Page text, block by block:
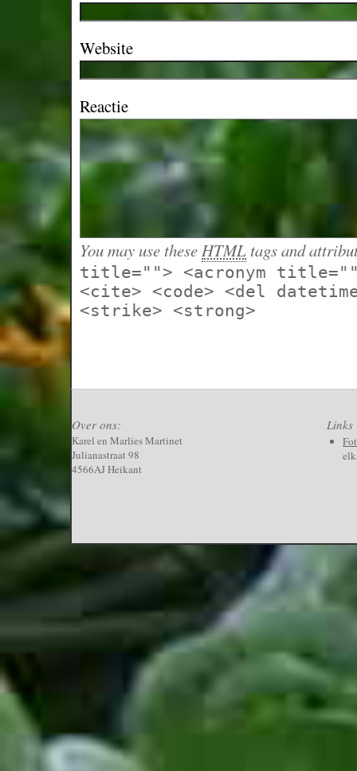
Website
Reactie
You may use theseHTML tags and
title=""> <acronym
<cite> <code> <del
<strike> <strong>
Over ons:
Karel en Marlies Martinet
Julianastraat 98
4566AJ Heikant
Links